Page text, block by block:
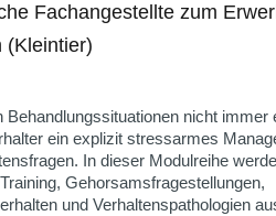
Fachangestellte zum
(Kleintier)
nicht immer
ein explizit stressarmes
In dieser Modulreihe
Gehorsamsfragestellungen,
und Verhaltenspathologien